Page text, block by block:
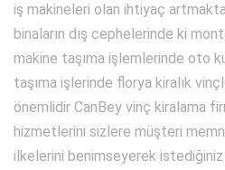
iş makineleri olan ihtiyaç
binaların dış cephelerinde ki
makine taşıma işlemlerinde oto
taşıma işlerinde florya kiralık
önemlidir CanBey vinç kiralama
hizmetlerini sizlere müşteri
ilkelerini benimseyerek